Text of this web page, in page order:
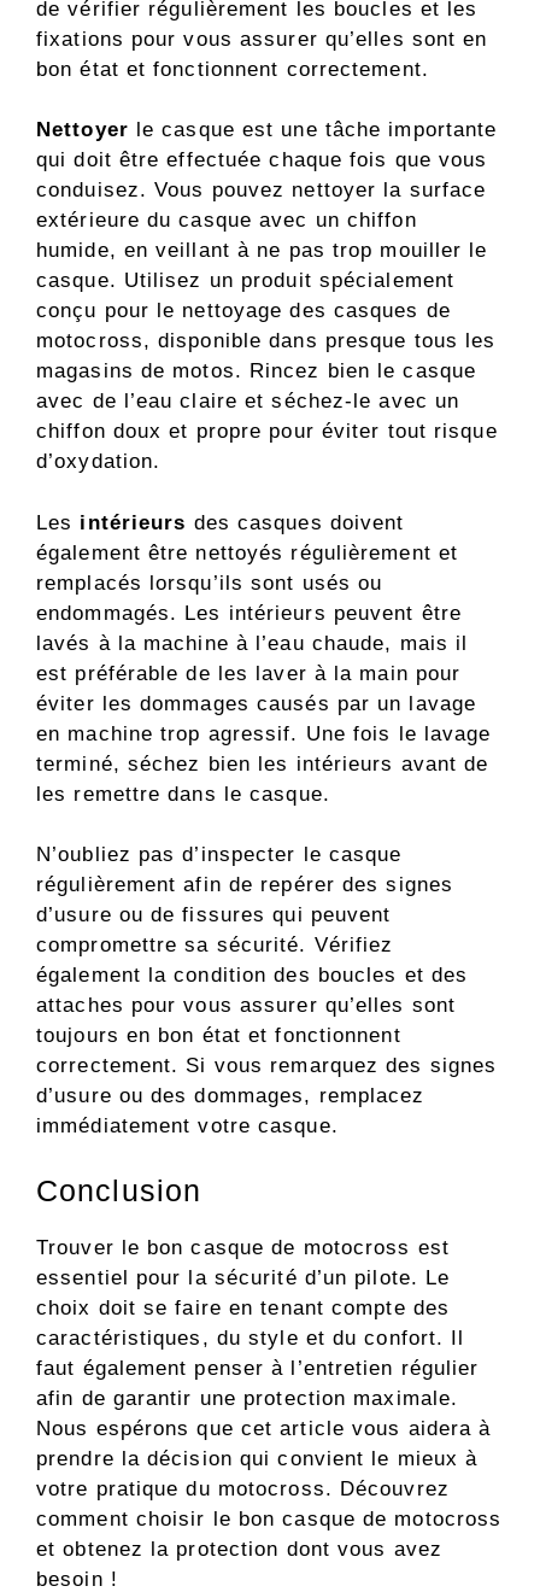
de vérifier régulièrement les boucles et les
fixations pour vous assurer qu’elles sont en
bon état et fonctionnent correctement.
Nettoyer le casque est une tâche importante
qui doit être effectuée chaque fois que vous
conduisez. Vous pouvez nettoyer la surface
extérieure du casque avec un chiffon
humide, en veillant à ne pas trop mouiller le
casque. Utilisez un produit spécialement
conçu pour le nettoyage des casques de
motocross, disponible dans presque tous les
magasins de motos. Rincez bien le casque
avec de l’eau claire et séchez-le avec un
chiffon doux et propre pour éviter tout risque
d’oxydation.
Les intérieurs des casques doivent
également être nettoyés régulièrement et
remplacés lorsqu’ils sont usés ou
endommagés. Les intérieurs peuvent être
lavés à la machine à l’eau chaude, mais il
est préférable de les laver à la main pour
éviter les dommages causés par un lavage
en machine trop agressif. Une fois le lavage
terminé, séchez bien les intérieurs avant de
les remettre dans le casque.
N’oubliez pas d’inspecter le casque
régulièrement afin de repérer des signes
d’usure ou de fissures qui peuvent
compromettre sa sécurité. Vérifiez
également la condition des boucles et des
attaches pour vous assurer qu’elles sont
toujours en bon état et fonctionnent
correctement. Si vous remarquez des signes
d’usure ou des dommages, remplacez
immédiatement votre casque.
Conclusion
Trouver le bon casque de motocross est
essentiel pour la sécurité d’un pilote. Le
choix doit se faire en tenant compte des
caractéristiques, du style et du confort. Il
faut également penser à l’entretien régulier
afin de garantir une protection maximale.
Nous espérons que cet article vous aidera à
prendre la décision qui convient le mieux à
votre pratique du motocross. Découvrez
comment choisir le bon casque de motocross
et obtenez la protection dont vous avez
besoin !